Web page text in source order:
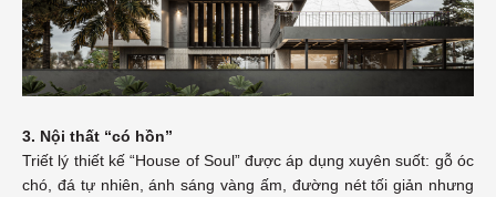
3. Nội thất “có hồn”
Triết lý thiết kế “House of Soul” được áp dụng xuyên suốt: gỗ óc
chó, đá tự nhiên, ánh sáng vàng ấm, đường nét tối giản nhưng